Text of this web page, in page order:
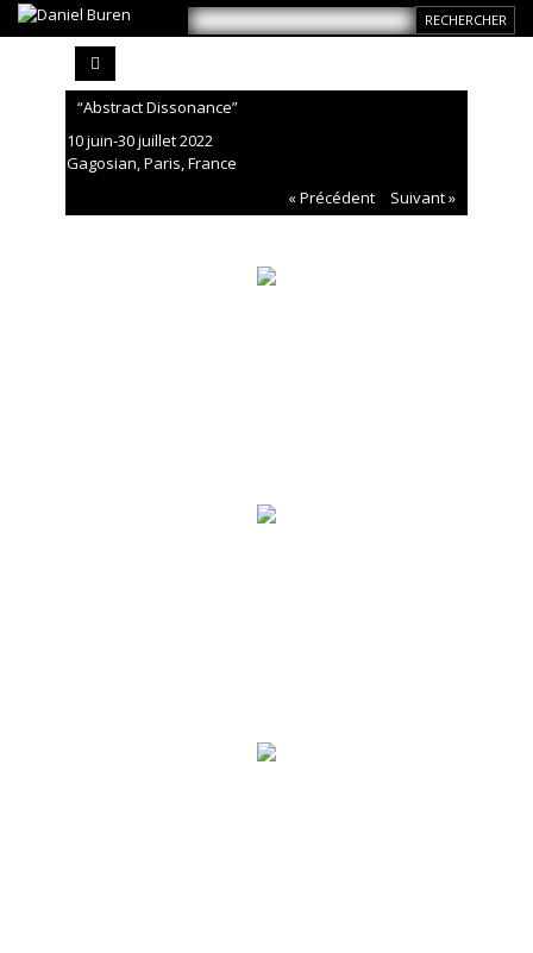
“Abstract Dissonance”
10 juin-30 juillet 2022
Gagosian, Paris, France
« Précédent
Suivant »